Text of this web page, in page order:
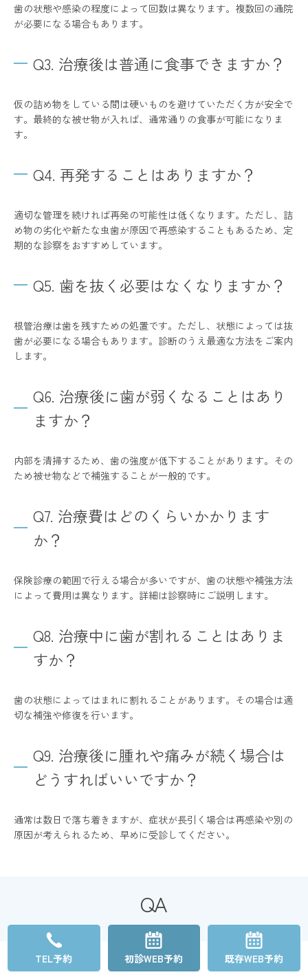
TEL予約 初診WEB予約 既存WEB予約
歯の状態や感染の程度によって回数は異なります。複数回の通院
が必要になる場合もあります。
Q3. 治療後は普通に食事できますか？
仮の詰め物をしている間は硬いものを避けていただく方が安全で
す。最終的な被せ物が入れば、通常通りの食事が可能になりま
す。
Q4. 再発することはありますか？
適切な管理を続ければ再発の可能性は低くなります。ただし、詰
め物の劣化や新たな虫歯が原因で再感染することもあるため、定
期的な診察をおすすめしています。
Q5. 歯を抜く必要はなくなりますか？
根管治療は歯を残すための処置です。ただし、状態によっては抜
歯が必要になる場合もあります。診断のうえ最適な方法をご案内
します。
Q6. 治療後に歯が弱くなることはあり
ますか？
内部を清掃するため、歯の強度が低下することがあります。その
ため被せ物などで補強することが一般的です。
Q7. 治療費はどのくらいかかります
か？
保険診療の範囲で行える場合が多いですが、歯の状態や補強方法
によって費用は異なります。詳細は診察時にご説明します。
Q8. 治療中に歯が割れることはありま
すか？
歯の状態によってはまれに割れることがあります。その場合は適
切な補強や修復を行います。
Q9. 治療後に腫れや痛みが続く場合は
どうすればいいですか？
通常は数日で落ち着きますが、症状が長引く場合は再感染や別の
原因が考えられるため、早めに受診してください。
QA
根管治療って何回かかりますか？
根管治療した歯はセラミックがいい？ 被せ物（クラウン）の